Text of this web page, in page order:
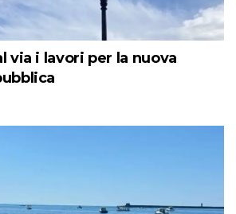
via i lavori per la nuova